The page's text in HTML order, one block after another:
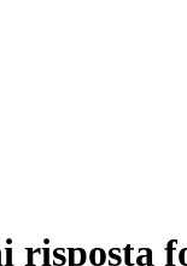
risposta